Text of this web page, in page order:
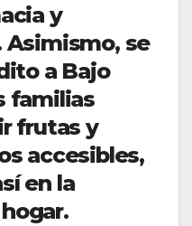
y
se
a Bajo
familias
frutas y
accesibles,
en la